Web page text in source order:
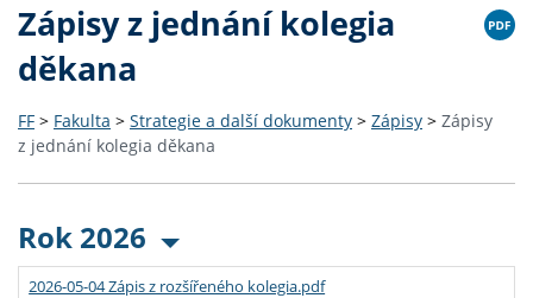
Zápisy z jednání kolegia
děkana
FF > Fakulta > Strategie a další dokumenty > Zápisy > Zápisy
z jednání kolegia děkana
Rok 2026
2026-05-04 Zápis z rozšířeného kolegia.pdf